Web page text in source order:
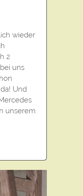
wieder
2
uns
Und
unserem